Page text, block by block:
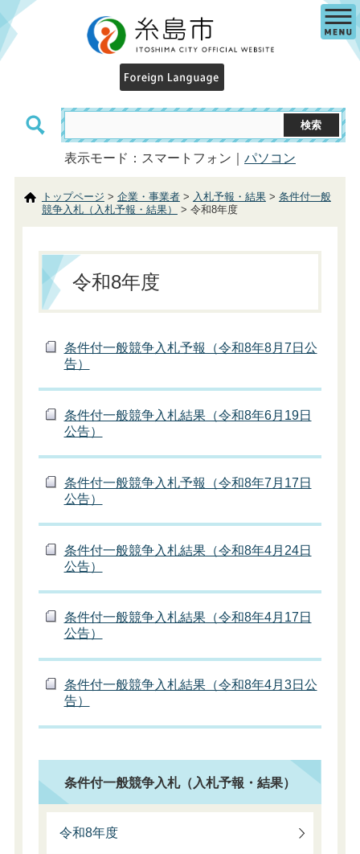
表示モード：スマートフォン｜ パソコン
トップページ > 企業・事業者> 入札予報・結果> 条件付一般
競争入札（入札予報・結果）
> 令和8年度
令和8年度
条件付一般競争入札予報（令和8年8月7日公
告）
条件付一般競争入札結果（令和8年6月19日
公告）
条件付一般競争入札予報（令和8年7月17日
公告）
条件付一般競争入札結果（令和8年4月24日
公告）
条件付一般競争入札結果（令和8年4月17日
公告）
条件付一般競争入札結果（令和8年4月3日公
告）
条件付一般競争入札（入札予報・結果）
令和8年度